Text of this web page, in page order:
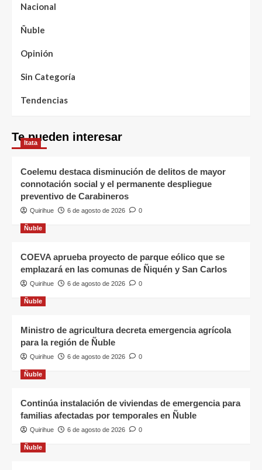
Nacional
Ñuble
Opinión
Sin Categoría
Tendencias
Te pueden interesar
Itata
Coelemu destaca disminución de delitos de mayor
connotación social y el permanente despliegue
preventivo de Carabineros
Quirihue 6 de agosto de 2026 0
Ñuble
COEVA aprueba proyecto de parque eólico que se
emplazará en las comunas de Ñiquén y San Carlos
Quirihue 6 de agosto de 2026 0
Ñuble
Ministro de agricultura decreta emergencia agrícola
para la región de Ñuble
Quirihue 6 de agosto de 2026 0
Ñuble
Continúa instalación de viviendas de emergencia para
familias afectadas por temporales en Ñuble
Quirihue 6 de agosto de 2026 0
Ñuble